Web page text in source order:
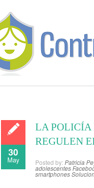
30
May
LA POLICÍA
REGULEN
Posted by: Patricia
adolescentes
smartphones